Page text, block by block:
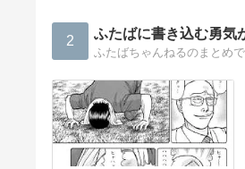
2 ふたばに書き込む勇気
ふたばちゃんねるのまとめ